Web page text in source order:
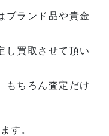
ブランド品や貴金
し買取させて頂い
もちろん査定だけ
す。